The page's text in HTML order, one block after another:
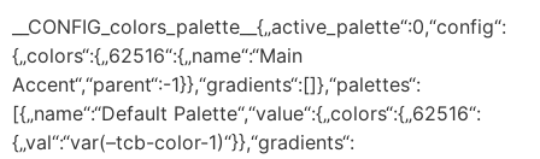
__CONFIG_colors_palette__{„active_palette“:0,“config“:
{„colors“:{„62516“:{„name“:“Main
Accent“,“parent“:-1}},“gradients“:[]},“palettes“:
[{„name“:“Default Palette“,“value“:{„colors“:{„62516“:
{„val“:“var(–tcb-color-1)“}},“gradients“: